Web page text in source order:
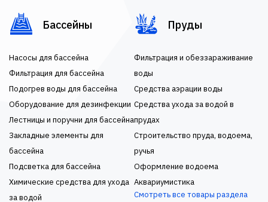
Бассейны
Насосы для бассейна
Фильтрация для бассейна
Подогрев воды для бассейна
Оборудование для дезинфекции
Лестницы и поручни для бассейна
Закладные элементы для
бассейна
Подсветка для бассейна
Химические средства для ухода
за водой
Пруды
Фильтрация и обеззараживание
воды
Средства аэрации воды
Средства ухода за водой в
прудах
Строительство пруда, водоема,
ручья
Оформление водоема
Аквариумистика
Смотреть все товары раздела